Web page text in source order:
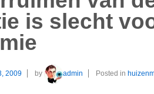
is slecht
2009 by admin Posted in